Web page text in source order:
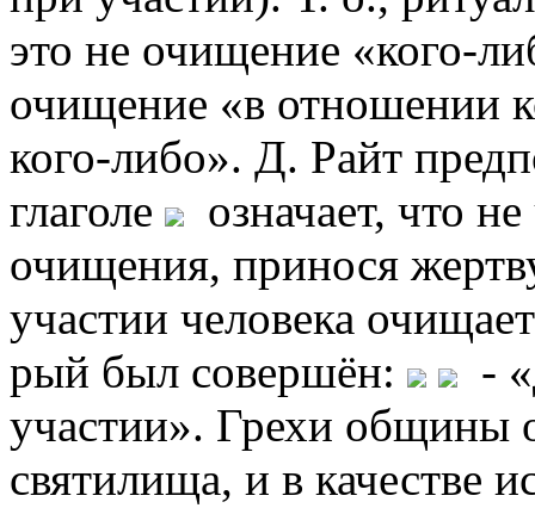
это не очищение «кого-
очищение «в отношении
кого-либо». Д. Райт
глаголе
означает, что
очищения, принося
участии человека
рый был совершён:
-
участии». Грехи общины
святилища, и в качестве